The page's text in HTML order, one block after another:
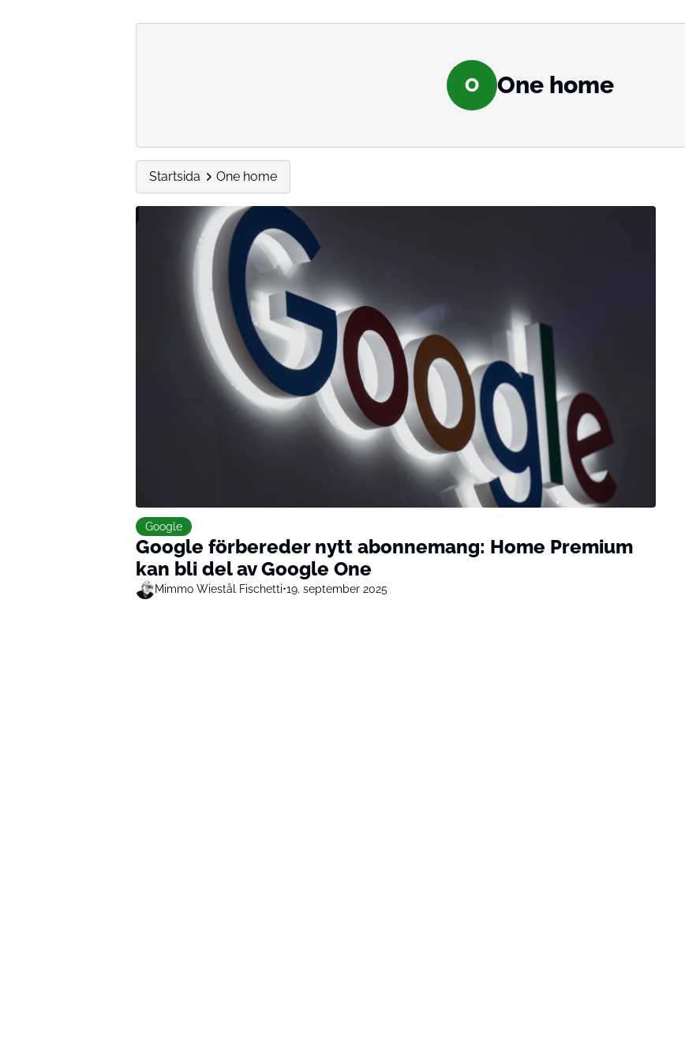
O One home
Startsida One home
Google
Google förbereder nytt abonnemang: Home Premium
kan bli del av Google One
Mimmo Wiestål Fischetti•19. september 2025